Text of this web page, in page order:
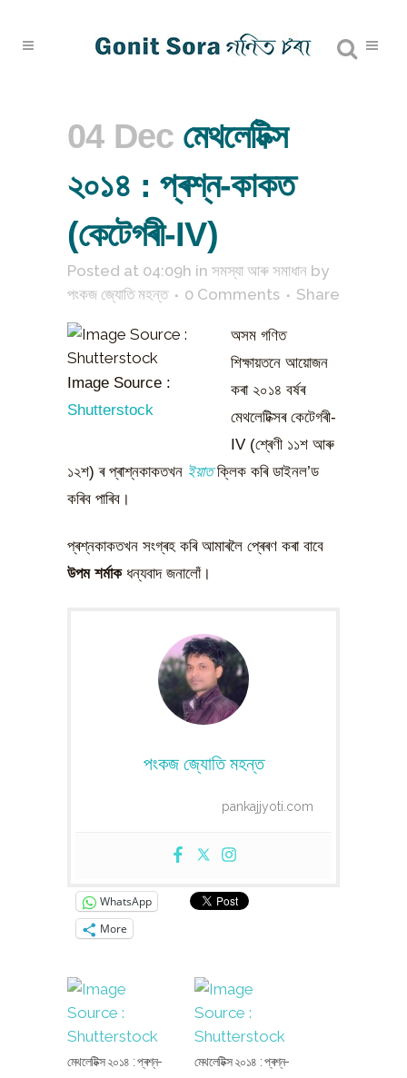
04 Dec মেথলেটিক্স
২০১৪ : প্ৰশ্ন-কাকত
(কেটেগৰী-IV)
Posted at 04:09h in সমস্যা আৰু সমাধান by
পংকজ জ্যোতি মহন্ত
0 Comments Share
Image Source :
Shutterstock
অসম গণিত
শিক্ষায়তনে আয়োজন
কৰা ২০১৪ বৰ্ষৰ
মেথলেটিক্সৰ কেটেগৰী-
IV (শ্ৰেণী ১১শ আৰু
১২শ) ৰ প্ৰাশ্নকাকতখন ইয়াতক্লিক কৰি ডাইনল’ড
কৰিব পাৰিব।
প্ৰশ্নকাকতখন সংগ্ৰহ কৰি আমাৰলৈ প্ৰেৰণ কৰা বাবে
উপম শৰ্মাকধন্যবাদ জনালোঁ।
পংকজ জ্যোতি মহন্ত
pankajjyoti.com
WhatsApp
More
মেথলেটিক্স ২০১৪ : প্ৰশ্ন-
মেথলেটিক্স ২০১৪ : প্ৰশ্ন-